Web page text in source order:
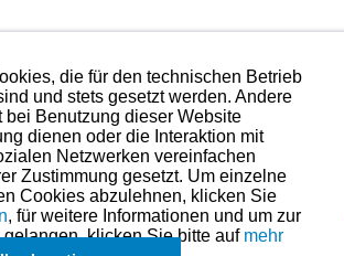
in der obersten Kategorie anzusiedeln.
sind in die Gestaltung und
geworden ist.
hierzu finden Sie in der Kategorien-
vorhanden) in der übergeordneten Kategorie
die für den technischen Betrieb
und stets gesetzt werden. Andere
Benutzung dieser Website
dienen oder die Interaktion mit
Netzwerken vereinfachen
Zustimmung gesetzt. Um einzelne
Cookies abzulehnen, klicken Sie
, für weitere Informationen und um zur
klicken Sie bitte auf mehr